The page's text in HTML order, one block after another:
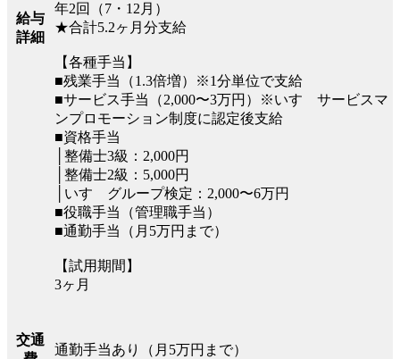
給与
詳細
年2回（7・12月）
★合計5.2ヶ月分支給
【各種手当】
■残業手当（1.3倍増）※1分単位で支給
■サービス手当（2,000〜3万円）※いすゞサービスマ
ンプロモーション制度に認定後支給
■資格手当
│整備士3級：2,000円
│整備士2級：5,000円
│いすゞグループ検定：2,000〜6万円
■役職手当（管理職手当）
■通勤手当（月5万円まで）
【試用期間】
3ヶ月
交通
通勤手当あり（月5万円まで）